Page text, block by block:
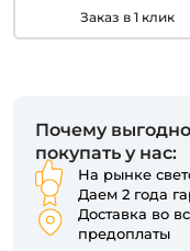
Заказ в 1 клик
Почему выгодно
покупать у нас:
На рынке
Даем 2 года
Доставка во
предоплаты